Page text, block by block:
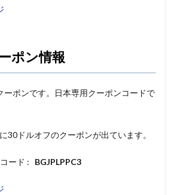
ポン情報
ーポンです。日本専用クーポンコードで
30ドルオフのクーポンが出ています。
ード : BGJPLPPC3